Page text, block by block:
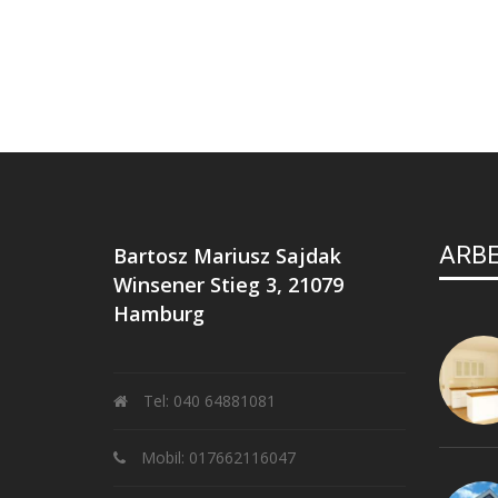
Bartosz Mariusz Sajdak
Winsener Stieg 3, 21079
Hamburg
Tel: 040 64881081
Mobil: 017662116047